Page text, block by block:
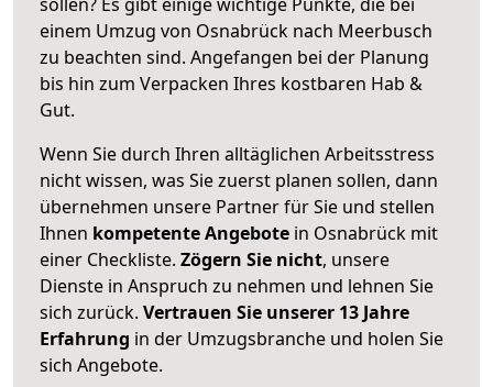
einem Umzug von Osnabrück nach Meerbusch
zu beachten sind. Angefangen bei der Planung
bis hin zum Verpacken Ihres kostbaren Hab &
Gut.
Wenn Sie durch Ihren alltäglichen Arbeitsstress
nicht wissen, was Sie zuerst planen sollen, dann
übernehmen unsere Partner für Sie und stellen
Ihnen kompetente Angebote in Osnabrück mit
einer Checkliste. Zögern Sie nicht, unsere
Dienste in Anspruch zu nehmen und lehnen Sie
sich zurück. Vertrauen Sie unserer 13 Jahre
Erfahrung in der Umzugsbranche und holen Sie
sich Angebote.